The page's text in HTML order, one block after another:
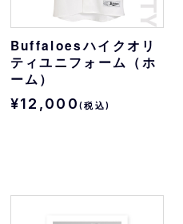
Buffaloesハイクオリ
ティユニフォーム（ホ
ーム）
¥12,000(税込)